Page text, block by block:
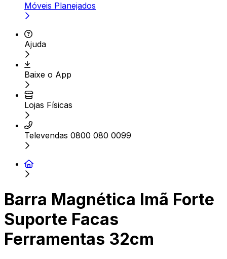
Móveis Planejados
Ajuda
Baixe o App
Lojas Físicas
Televendas 0800 080 0099
Barra Magnética Imã Forte
Suporte Facas
Ferramentas 32cm